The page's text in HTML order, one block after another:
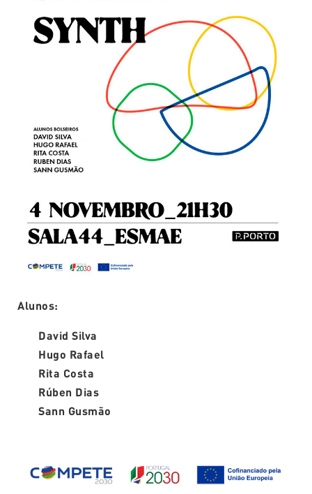
Alunos:
David Silva
Hugo Rafael
Rita Costa
Rúben Dias
Sann Gusmão